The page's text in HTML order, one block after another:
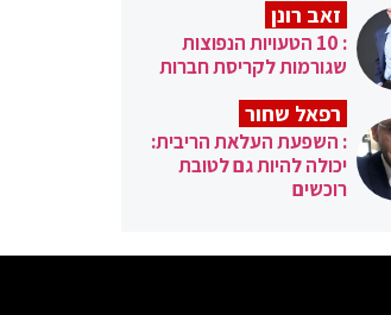
זאב רונן
: 10 הטעויות הנפוצות
שגורמות לקריסת חברות
רפאל שחור
: השפעת העלאת הריבית:
יכולה להיות גם לטובת
רוכשים